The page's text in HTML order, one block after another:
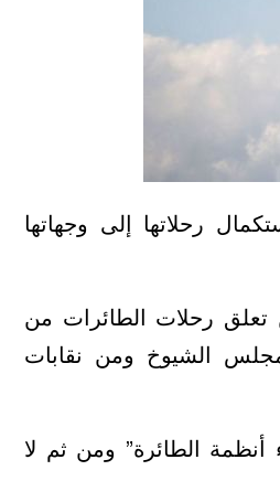
رحلاتها إلى وجهاتها
تعلق رحلات الطائرات من
بمجلس الشيوخ ومن نقابات
الطائرة” ومن ثم لا